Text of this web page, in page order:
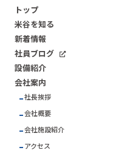
トップ
米谷を知る
新着情報
社員ブログ
設備紹介
会社案内
社長挨拶
会社概要
会社施設紹介
アクセス